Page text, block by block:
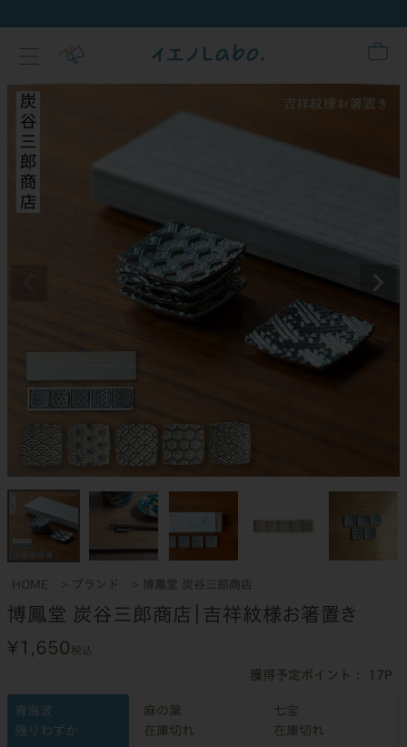
HOME ブランド 博鳳堂 炭谷三郎商店
博鳳堂 炭谷三郎商店｜吉祥紋様お箸置き
¥1,650 税込
17
青海波
残りわずか
麻の葉
在庫切れ
七宝
在庫切れ